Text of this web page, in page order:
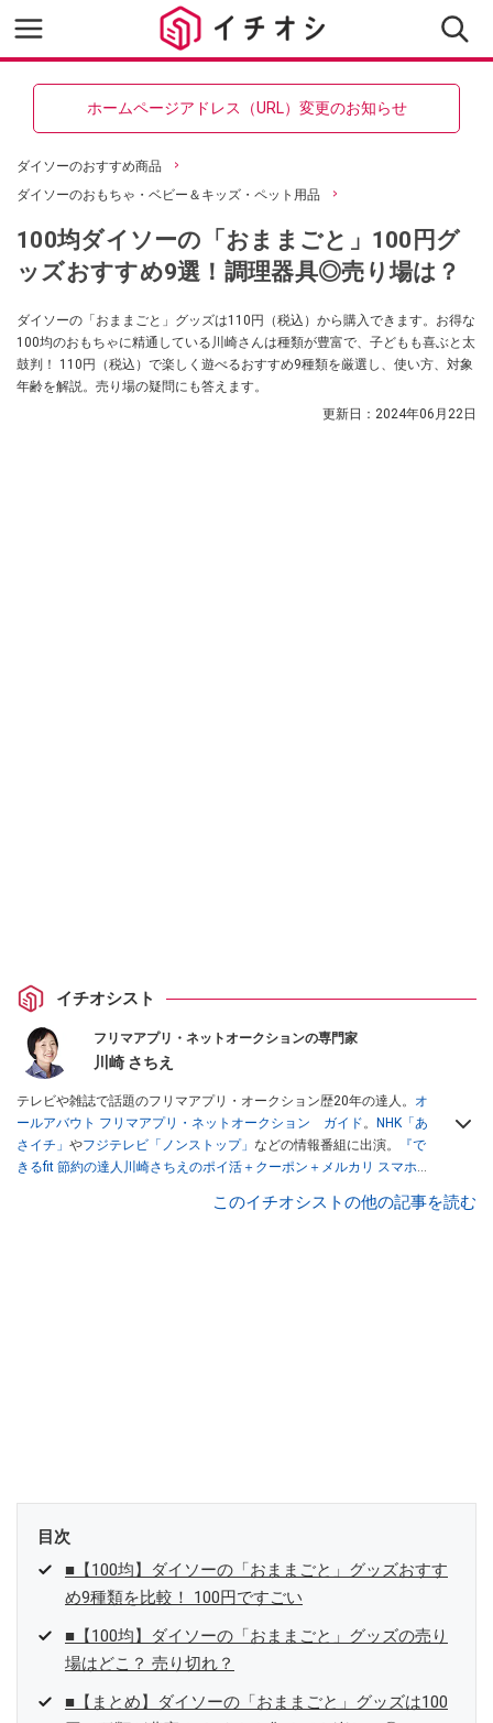
ホームページアドレス（URL）変更のお知らせ
ダイソーのおすすめ商品
ダイソーのおもちゃ・ベビー＆キッズ・ペット用品
100均ダイソーの「おままごと」100円グ
ッズおすすめ9選！調理器具◎売り場は？
ダイソーの「おままごと」グッズは110円（税込）から購入できます。お得な
100均のおもちゃに精通している川崎さんは種類が豊富で、子どもも喜ぶと太
鼓判！ 110円（税込）で楽しく遊べるおすすめ9種類を厳選し、使い方、対象
年齢を解説。売り場の疑問にも答えます。
更新日： 2024年06月22日
イチオシスト
フリマアプリ・ネットオークションの専門家
川崎 さちえ
テレビや雑誌で話題のフリマアプリ・オークション歴20年の達人。 オ
ールアバウト フリマアプリ・ネットオークション ガイド。
NHK「あ
さイチ」 やフジテレビ「ノンストップ」 などの情報番組に出演。
『で
きるfit 節約の達人川崎さちえのポイ活＋クーポン＋メルカリ スマホで
スマホ1つでスキマ時間に効率的に稼ぐ！』（翔泳社刊） ほか著書多
このイチオシストの他の記事を読む
目次
■【100均】ダイソーの「おままごと」グッズおすす
め9種類を比較！ 100円ですごい
■【100均】ダイソーの「おままごと」グッズの売り
場はどこ？ 売り切れ？
■【まとめ】ダイソーの「おままごと」グッズは100